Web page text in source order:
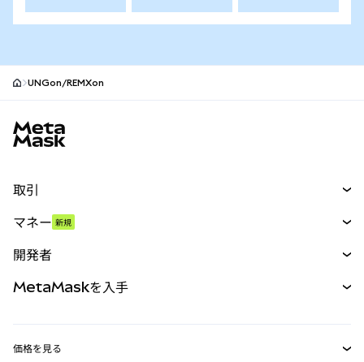
UNGon/REMXon
取引
パーペチュアル
RWA
マネー 新規
開発者
MetaMaskを入手
価格を見る